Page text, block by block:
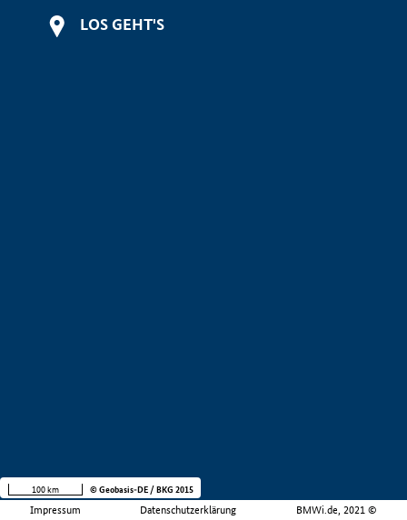
LOS GEHT'S
Impressum Datenschutzerklärung BMWi.de, 2021 ©
100 km © Geobasis-DE / BKG 2015